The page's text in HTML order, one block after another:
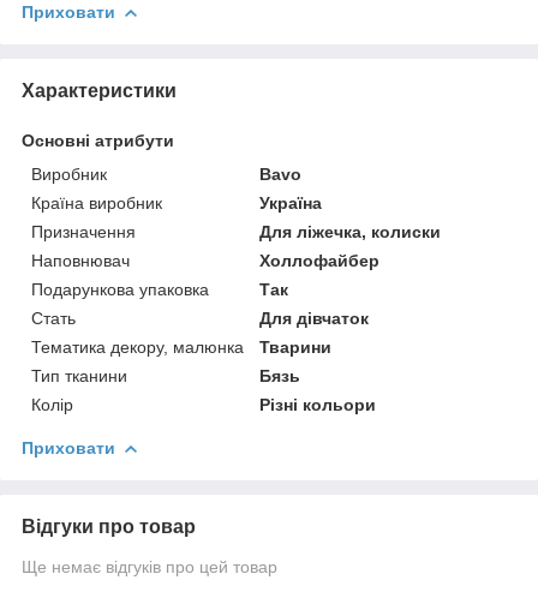
Приховати
Характеристики
Основні атрибути
Виробник
Bavo
Країна виробник
Україна
Призначення
Для ліжечка, колиски
Наповнювач
Холлофайбер
Подарункова упаковка
Так
Стать
Для дівчаток
Тематика декору, малюнка
Тварини
Тип тканини
Бязь
Колір
Різні кольори
Приховати
Відгуки про товар
Ще немає відгуків про цей товар